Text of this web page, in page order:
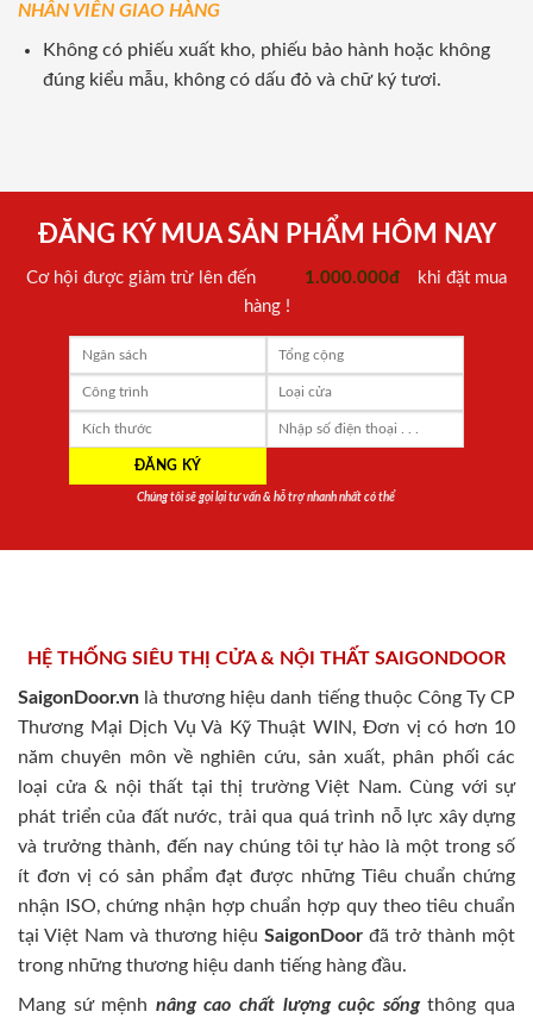
NHÂN VIÊN GIAO HÀNG
Không có phiếu xuất kho, phiếu bảo hành hoặc không
đúng kiểu mẫu, không có dấu đỏ và chữ ký tươi.
ĐĂNG KÝ MUA SẢN PHẨM HÔM NAY
Cơ hội được giảm trừ lên đến 1.000.000đ
khi đặt mua
hàng !
Chúng tôi sẽ gọi lại tư vấn & hỗ trợ nhanh nhất có thể
HỆ THỐNG SIÊU THỊ CỬA & NỘI THẤT SAIGONDOOR
SaigonDoor.vn là thương hiệu danh tiếng thuộc Công Ty CP
Thương Mại Dịch Vụ Và Kỹ Thuật WIN, Đơn vị có hơn 10
năm chuyên môn về nghiên cứu, sản xuất, phân phối các
loại cửa & nội thất tại thị trường Việt Nam. Cùng với sự
phát triển của đất nước, trải qua quá trình nỗ lực xây dựng
và trưởng thành, đến nay chúng tôi tự hào là một trong số
ít đơn vị có sản phẩm đạt được những Tiêu chuẩn chứng
nhận ISO, chứng nhận hợp chuẩn hợp quy theo tiêu chuẩn
tại Việt Nam và thương hiệu SaigonDoor đã trở thành một
trong những thương hiệu danh tiếng hàng đầu.
Mang sứ mệnh nâng cao chất lượng cuộc sốngthông qua